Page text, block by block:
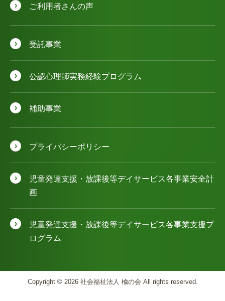
ご利用者さんの声
受託事業
公認⼼理師実務経験プログラム
補助事業
プライバシーポリシー
児童発達⽀援・放課後等デイサービス各事業安全計
画
児童発達⽀援・放課後等デイサービス各事業⽀援プ
ログラム
Copyright © 2026 社会福祉法人 楡の会 All rights reserved.